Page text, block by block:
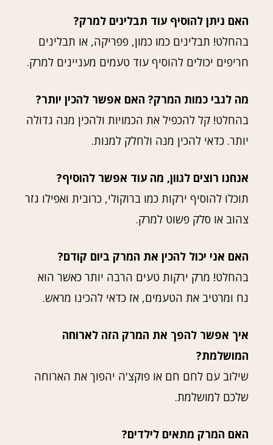
האם ניתן להוסיף עוד תבלינים למרק?
בהחלט! תבלינים כמו כמון, פפריקה, או תבלינים
חריפים יכולים להוסיף עוד טעמים מעניינים למרק.
מה לגבי כמות המרק? האם אפשר להכין יותר?
בהחלט! קל להכפיל את הכמויות ולהכין מנה גדולה
יותר. כדאי להכין מנה ולחלק למנות.
אנחנו רוצים לגוון, מה עוד אפשר להוסיף?
תוכלו להוסיף ירקות כמו ברוקולי, כרובית ואפילו גזר
צהוב או סלק פשוט למרק.
האם אני יכול להכין את המרק ביום קודם?
בהחלט! מרק ירקות טעים הרבה יותר כאשר הוא
נח ומרטיב את הטעמים, אז כדאי להכינו מראש.
איך אפשר להפך את המרק הזה לארוחה
המושלמת?
שילוב עם לחם חם או פוקצ'ה יהפוך את הארוחה
שלכם למושלמת.
האם המרק מתאים לילדים?